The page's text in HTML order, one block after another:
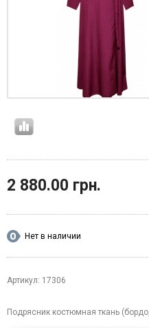
2 880.00 грн.
Нет в наличии
Артикул: 17306
Подрясник костюмная ткань